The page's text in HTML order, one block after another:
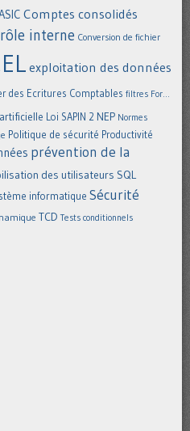
Comptes consolidés
interne Conversion de fichier
exploitation des données
des Ecritures Comptables filtres For...
Loi SAPIN 2 NEP Normes
Politique de sécurité Productivité
prévention de la
des utilisateurs SQL
informatique Sécurité
TCD Tests conditionnels